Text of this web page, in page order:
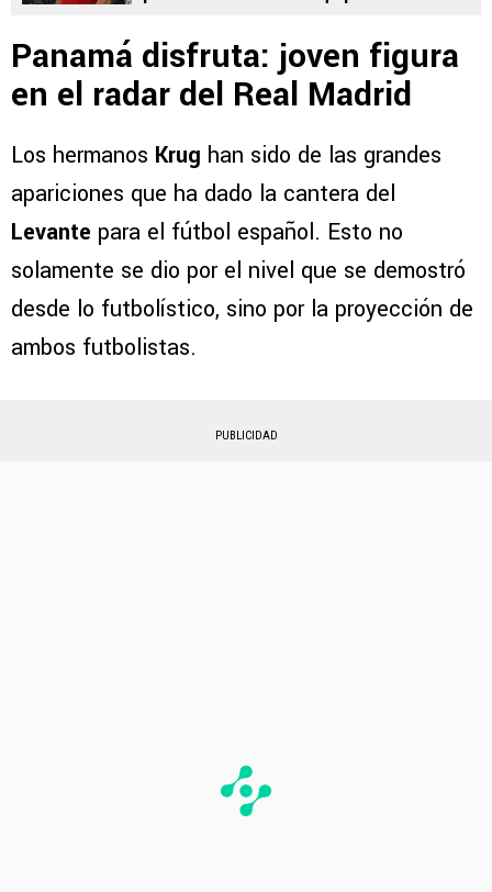
Panamá disfruta: joven figura
en el radar del Real Madrid
Los hermanos Krug han sido de las grandes
apariciones que ha dado la cantera del
Levante para el fútbol español. Esto no
solamente se dio por el nivel que se demostró
desde lo futbolístico, sino por la proyección de
ambos futbolistas.
PUBLICIDAD